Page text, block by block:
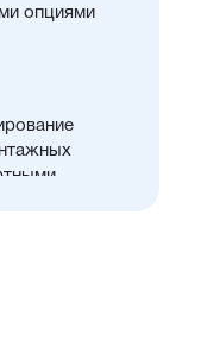
опциями